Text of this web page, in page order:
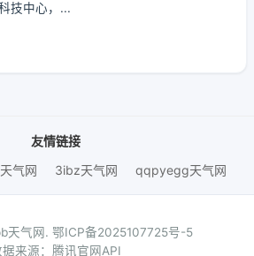
技中心，...
友情链接
气网 3ibz天气网 qqpyegg天气网
天气网. 鄂ICP备2025107725号-5
据来源：腾讯官网API